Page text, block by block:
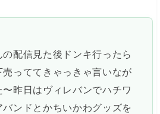
配信見た後ドンキ行ったら
っててきゃっきゃ言いなが
昨日はヴィレバンでハチワ
バンドとかちいかわグッズを